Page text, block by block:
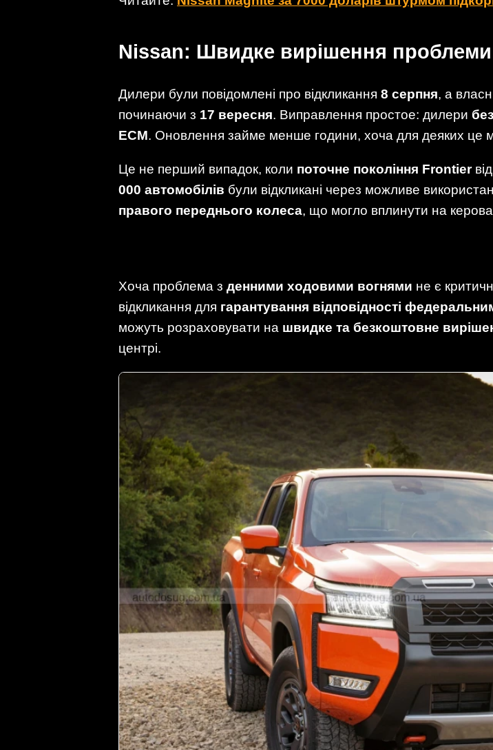
Nissan: Швидке вирішення проблеми
Дилери були повідомлені про відкликання 8 серпня, а
починаючи з 17 вересня. Виправлення простое: дилери
ECM. Оновлення займе менше години, хоча для деяких це
Це не перший випадок, коли поточне покоління Frontier
000 автомобілів були відкликані через можливе
правого переднього колеса, що могло вплинути на
Хоча проблема з денними ходовими вогнями не є
відкликання для гарантування відповідності
можуть розраховувати на швидке та безкоштовне
центрі.